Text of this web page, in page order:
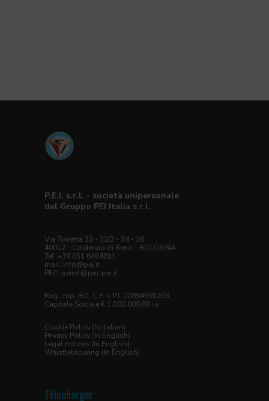
P.E.I. s.r.l. - società unipersonale
del Gruppo PEI Italia s.r.l.
Via Torretta 32 - 32/2 - 34 - 36
40012 - Calderara di Reno - BOLOGNA
Tel. +39 051 6464811
mail: info@pei.it
PEC: peisrl@pec.pei.it
Reg. Imp. BO, C.F. e P.I. 02894991203
Capitale Sociale € 1.000.000,00 i.v.
Cookie Policy (In italian)
Privacy Policy (In English)
Legal notices (In English)
Whistleblowing (In English)
Télécharger